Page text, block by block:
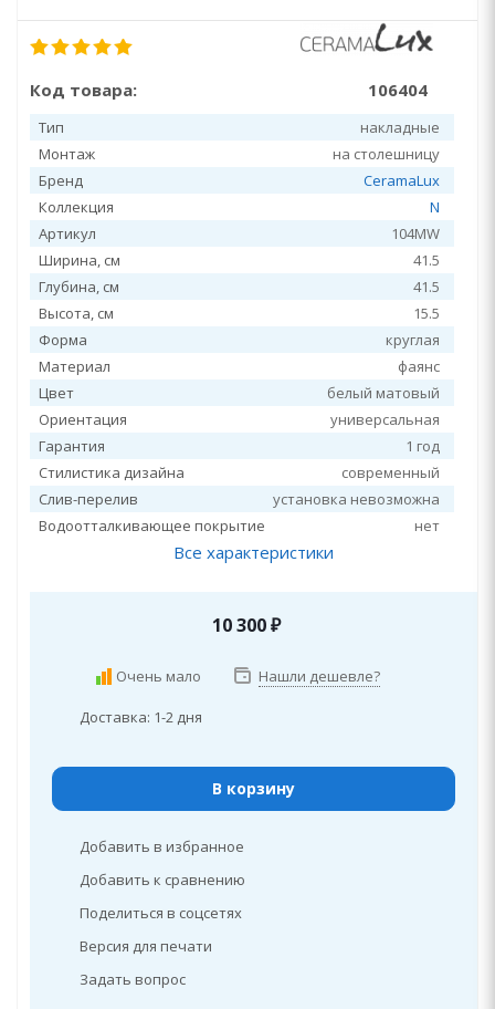
Код товара: 106404
Тип
накладные
Монтаж
на столешницу
Бренд
CeramaLux
Коллекция
N
Артикул
104MW
Ширина, см
41.5
Глубина, см
41.5
Высота, см
15.5
Форма
круглая
Материал
фаянс
Цвет
белый матовый
Ориентация
универсальная
Гарантия
1 год
Стилистика дизайна
современный
Слив-перелив
установка невозможна
Водоотталкивающее покрытие
нет
Все характеристики
10 300₽
Очень мало Нашли дешевле?
Доставка: 1-2 дня
В корзину
Добавить в избранное
Добавить к сравнению
Поделиться в соцсетях
Версия для печати
Задать вопрос